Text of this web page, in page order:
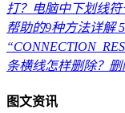
打？电脑中下划线
帮助的9种方法详解 5
条横线怎样删除？
图文资讯